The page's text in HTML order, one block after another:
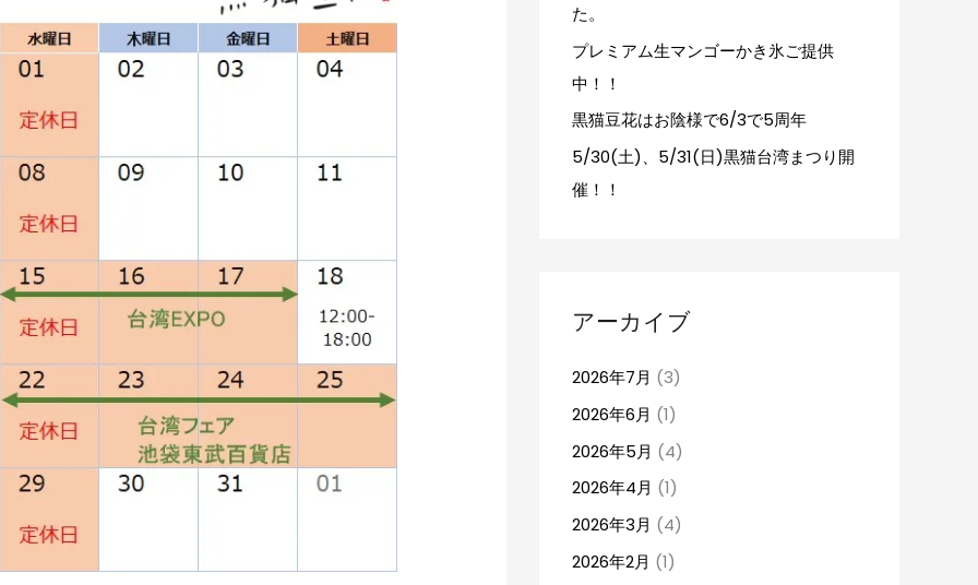
た。
プレミアム生マンゴーかき氷ご提供
中！！
黒猫豆花はお陰様で6/3で5周年
5/30(土)、5/31(日)黒猫台湾まつり開
催！！
アーカイブ
2026年7月 (3)
2026年6月 (1)
2026年5月 (4)
2026年4月 (1)
2026年3月 (4)
2026年2月 (1)